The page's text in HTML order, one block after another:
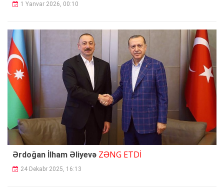
1 Yanvar 2026, 00:10
Ərdoğan İlham Əliyevə ZƏNG ETDİ
24 Dekabr 2025, 16:13